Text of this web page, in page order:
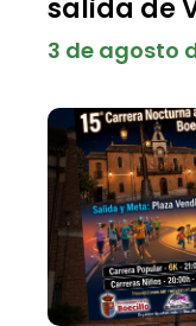
salida de
3 de agosto